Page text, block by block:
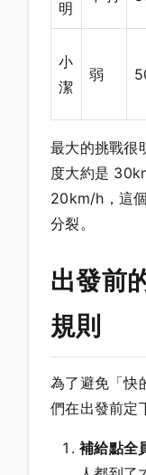
明
小
潔
弱
最大的挑戰很
度大約是
20km/h，這
分裂。
出發前
規則
為了避免「快
們在出發前定
補給點全